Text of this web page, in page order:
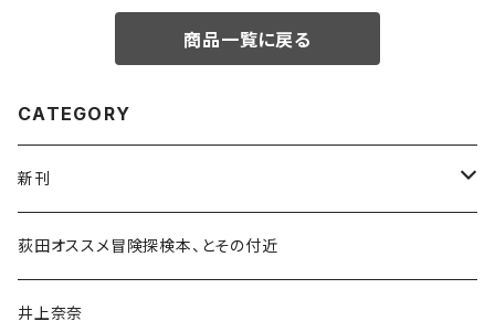
商品一覧に戻る
CATEGORY
新刊
和書
文学・小説・物語
荻田オススメ冒険探検本、とその付近
井上奈奈